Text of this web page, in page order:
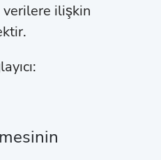
verilere ilişkin